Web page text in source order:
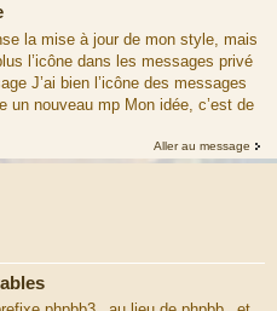
la mise à jour de mon style, mais
l’icône dans les messages privé
J’ai bien l’icône des messages
un nouveau mp Mon idée, c’est de
Aller au message